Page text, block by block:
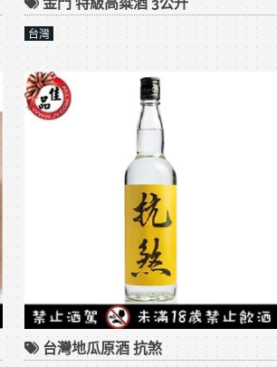
台灣
台灣地瓜原酒 抗煞